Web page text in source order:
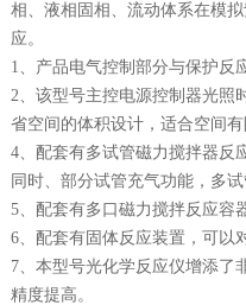
相、液相固相、流动体系在模
应。
1、产品电气控制部分与保护反
2、该型号主控电源控制器光照
省空间的体积设计，适合空间
4、配套有多试管磁力搅拌器反
同时、部分试管充气功能，多
5、配套有多口磁力搅拌反应容
6、配套有固体反应装置，可以
7、本型号光化学反应仪增添了
精度提高。